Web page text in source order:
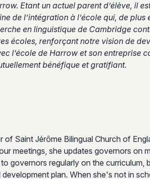
Etant un actuel parent d’élève, il
de l’intégration à l’école qui, de plus
en linguistique de Cambridge
écoles, renforçant notre vision de
l’école de Harrow et son entreprise
bénéfique et gratifiant.
of Saint Jérôme Bilingual Church of
meetings, she updates governors on
governors regularly on the curriculum,
plan. When she's not in